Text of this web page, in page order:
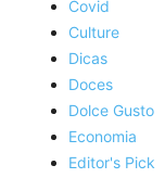
Covid
Culture
Dicas
Doces
Dolce Gusto
Economia
Editor's Pick